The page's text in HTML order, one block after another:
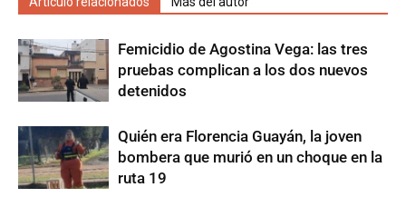
Femicidio de Agostina Vega: las tres
pruebas complican a los dos nuevos
detenidos
Quién era Florencia Guayán, la joven
bombera que murió en un choque en la
ruta 19